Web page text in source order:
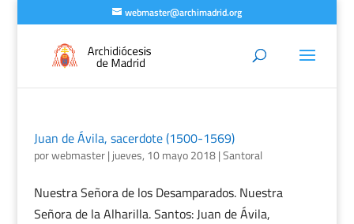
webmaster@archimadrid.org
Juan de Ávila, sacerdote (1500-1569)
porwebmaster| jueves, 10 mayo 2018|Santoral
Nuestra Señora de los Desamparados. Nuestra
Señora de la Alharilla. Santos: Juan de Ávila,